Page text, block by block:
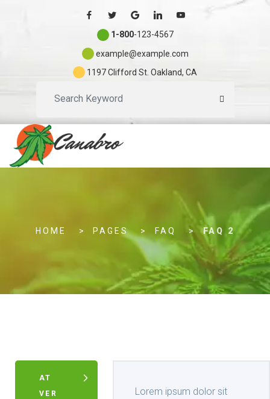
1-800-123-4567
example@example.com
1197 Clifford St. Oakland, CA
a
.
HOME PAGES FAQ FAQ 2
AT
VER
Lorem ipsum dolor sit